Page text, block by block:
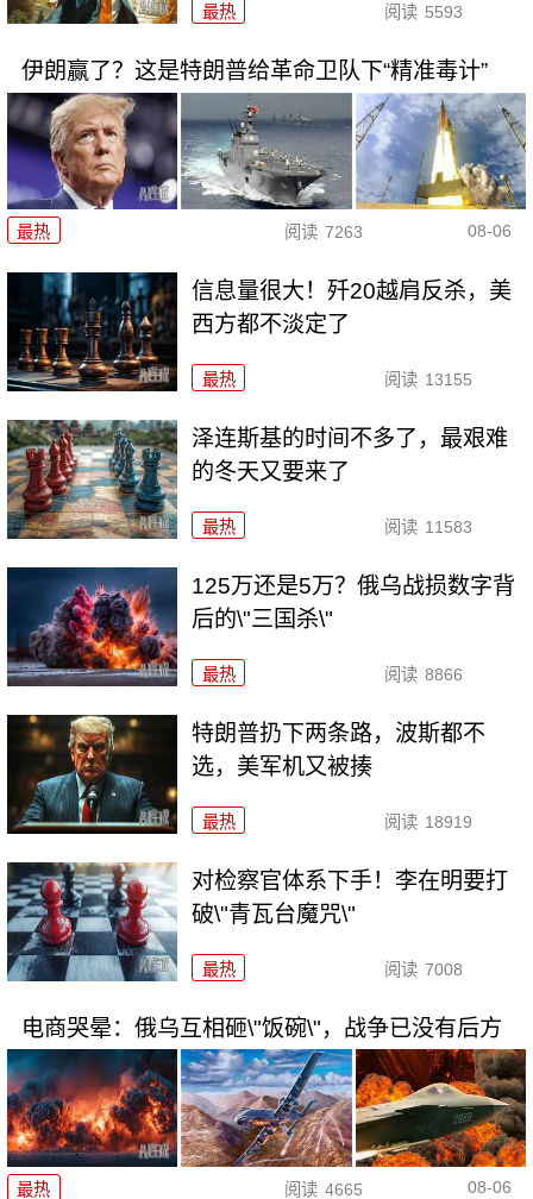
最热 阅读 5593
伊朗赢了？这是特朗普给革命卫队下“精准毒计”
最热 阅读 7263 08-06
信息量很大！歼20越肩反杀，美
西方都不淡定了
最热 阅读 13155
泽连斯基的时间不多了，最艰难
的冬天又要来了
最热 阅读 11583
125万还是5万？俄乌战损数字背
后的\"三国杀\"
最热 阅读 8866
特朗普扔下两条路，波斯都不
选，美军机又被揍
最热 阅读 18919
对检察官体系下手！李在明要打
破\"青瓦台魔咒\"
最热 阅读 7008
电商哭晕：俄乌互相砸\"饭碗\"，战争已没有后方
最热 阅读 4665 08-06